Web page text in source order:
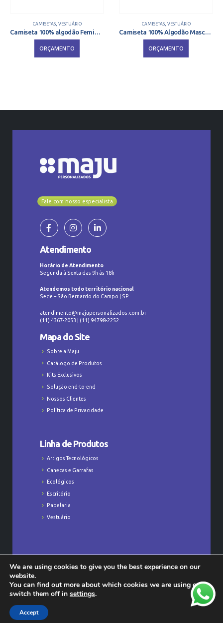
CAMISETAS, VESTUÁRIO
Camiseta 100% algodão Feminina
ORÇAMENTO
CAMISETAS, VESTUÁRIO
Camiseta 100% Algodão Masculina
ORÇAMENTO
Fale com nosso especialista
Atendimento
Horário de Atendimento
Segunda à Sexta das 9h às 18h
Atendemos todo território nacional
Sede – São Bernardo do Campo | SP
atendimento@majupersonalizados.com.br
(11) 4367-2053 | (11) 94798-2252
Mapa do Site
Sobre a Maju
Catálogo de Produtos
Kits Exclusivos
Solução end-to-end
Nossos Clientes
Política de Privacidade
Linha de Produtos
Artigos Tecnológicos
Canecas e Garrafas
Ecológicos
Escritório
Papelaria
Vestuário
Todos os Direitos Reservados © Majú
We are using cookies to give you the best experience on our
website.
You can find out more about which cookies we are using or
switch them off in settings.
Accept